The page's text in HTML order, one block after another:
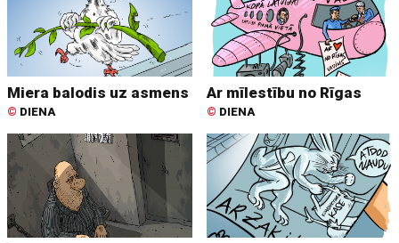
Miera balodis uz asmens
© DIENA
Ar mīlestību no Rīgas
© DIENA